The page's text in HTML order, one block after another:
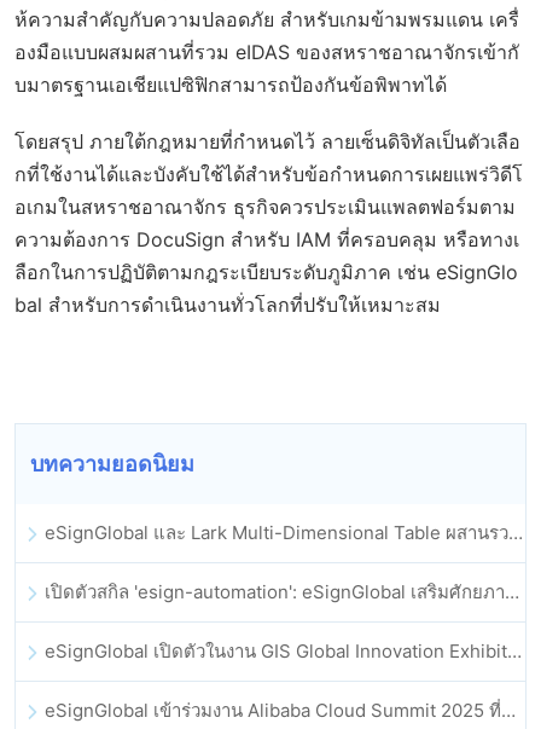
ห้ความสำคัญกับความปลอดภัย สำหรับเกมข้ามพรมแดน เครื่
องมือแบบผสมผสานที่รวม eIDAS ของสหราชอาณาจักรเข้ากั
บมาตรฐานเอเชียแปซิฟิกสามารถป้องกันข้อพิพาทได้
โดยสรุป ภายใต้กฎหมายที่กำหนดไว้ ลายเซ็นดิจิทัลเป็นตัวเลือ
กที่ใช้งานได้และบังคับใช้ได้สำหรับข้อกำหนดการเผยแพร่วิดีโ
อเกมในสหราชอาณาจักร ธุรกิจควรประเมินแพลตฟอร์มตาม
ความต้องการ DocuSign สำหรับ IAM ที่ครอบคลุม หรือทางเ
ลือกในการปฏิบัติตามกฎระเบียบระดับภูมิภาค เช่น eSignGlo
bal สำหรับการดำเนินงานทั่วโลกที่ปรับให้เหมาะสม
บทความยอดนิยม
eSignGlobal และ Lark Multi-Dimensional Table ผสานรวมกันอย่างเป็นทางการ: การลงนามและการเก็บถาวรสัญญาอิเล็กทรอนิกส์แบบอัตโนมัติเต็มรูปแบบ
เปิดตัวสกิล 'esign-automation': eSignGlobal เสริมศักยภาพให้ OpenClaw ด้วยลายเซ็นอิเล็กทรอนิกส์อัตโนมัติ
eSignGlobal เปิดตัวในงาน GIS Global Innovation Exhibition 2025
eSignGlobal เข้าร่วมงาน Alibaba Cloud Summit 2025 ที่ฮ่องกง เพื่อขับเคลื่อนนวัตกรรมคลาวด์ที่ขับเคลื่อนด้วย AI และความเชื่อมั่นทางดิจิทัล